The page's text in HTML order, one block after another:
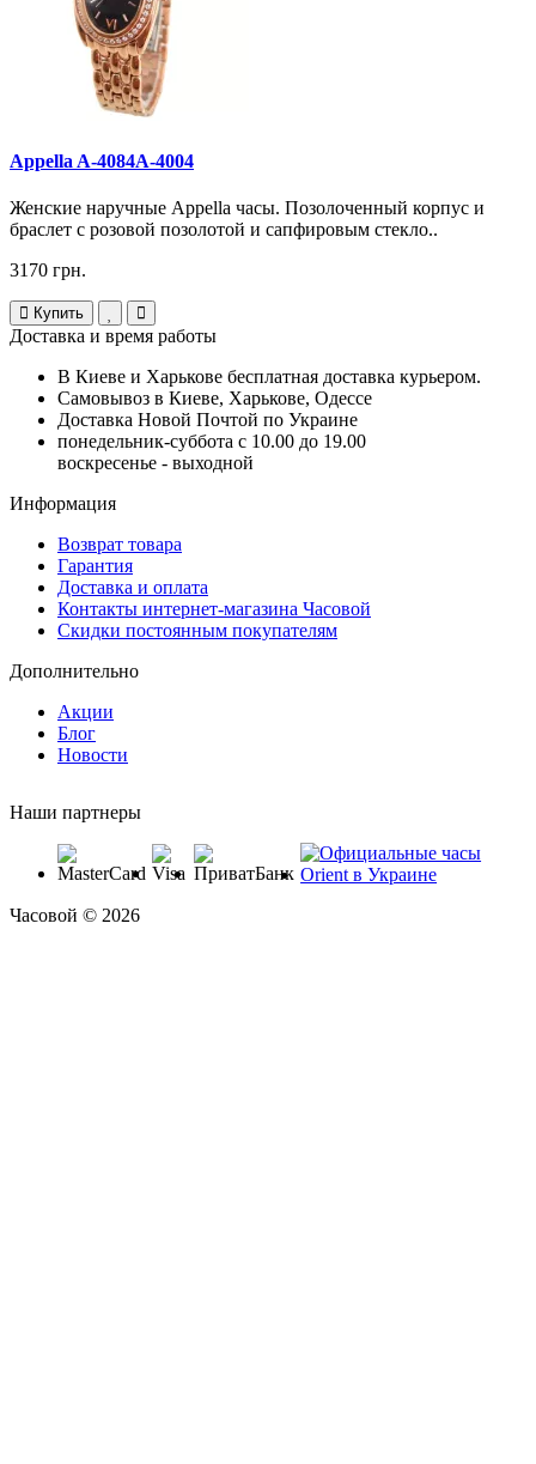
Appella A-4084A-4004
Женские наручные Appella часы. Позолоченный корпус и
браслет с розовой позолотой и сапфировым стекло..
3170 грн.
Купить
Доставка и время работы
В Киеве и Харькове бесплатная доставка курьером.
Самовывоз в Киеве, Харькове, Одессе
Доставка Новой Почтой по Украине
понедельник-суббота с 10.00 до 19.00
воскресенье - выходной
Информация
Возврат товара
Гарантия
Доставка и оплата
Контакты интернет-магазина Часовой
Скидки постоянным покупателям
Дополнительно
Акции
Блог
Новости
Наши партнеры
Часовой © 2026